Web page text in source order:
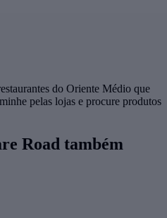
do Oriente Médio que
pelas lojas e procure produtos
Road também